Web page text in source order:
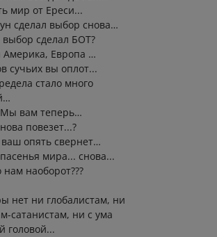
мир от Ереси...
сделал выбор снова…
сделал БОТ?
Европа …
сучьих вы оплот...
стало много
Мы вам теперь…
повезет...?
опять свернет…
мира... снова...
наоборот???
нет ни глобалистам, ни
сатанистам, ни с ума
головой...